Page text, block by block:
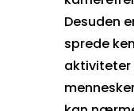
Desuden
sprede
aktiviteter